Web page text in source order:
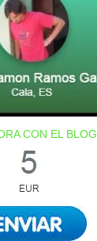
CON EL BLOG